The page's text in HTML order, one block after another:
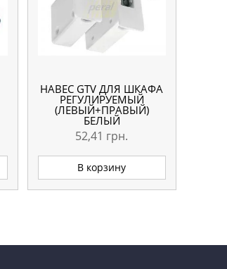
НАВЕС GTV ДЛЯ ШКАФА
РЕГУЛИРУЕМЫЙ
(ЛЕВЫЙ+ПРАВЫЙ)
БЕЛЫЙ
52,41 грн.
В корзину